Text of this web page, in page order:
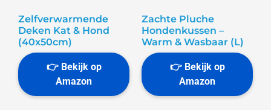
Zelfverwarmende
Deken Kat & Hond
(40x50cm)
Zachte Pluche
Hondenkussen –
Warm & Wasbaar (L)